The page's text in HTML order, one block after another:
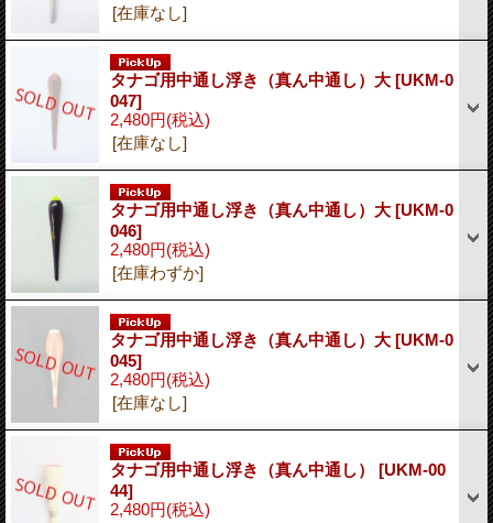
[在庫なし]
タナゴ用中通し浮き（真ん中通し）大 [UKM-0
047]
2,480円(税込)
[在庫なし]
タナゴ用中通し浮き（真ん中通し）大 [UKM-0
046]
2,480円(税込)
[在庫わずか]
タナゴ用中通し浮き（真ん中通し）大 [UKM-0
045]
2,480円(税込)
[在庫なし]
タナゴ用中通し浮き（真ん中通し） [UKM-00
44]
2,480円(税込)